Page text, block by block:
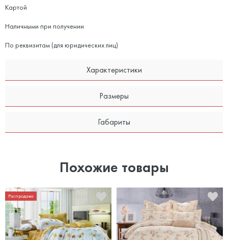
Картой
Наличными при получении
По реквизитам (для юридических лиц)
Характеристики
Размеры
Габариты
Похожие товары
Распродажа